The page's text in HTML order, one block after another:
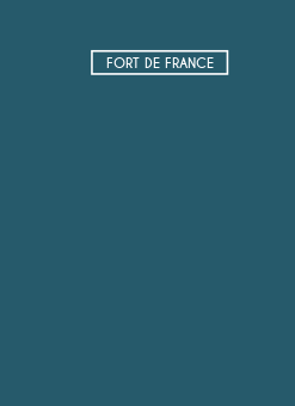
FORT DE FRANCE